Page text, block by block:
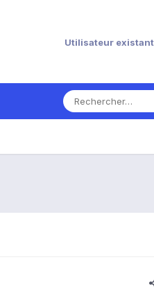
Utilisateur